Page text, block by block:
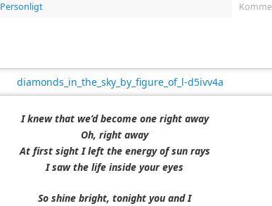
Personligt
I knew that we’d become one right away
Oh, right away
At first sight I left the energy of sun rays
I saw the life inside your eyes
So shine bright, tonight you and I